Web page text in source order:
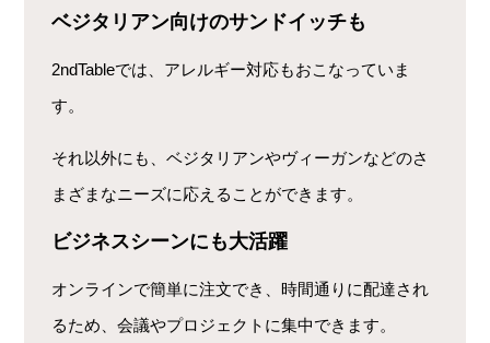
ベジタリアン向けのサンドイッチも
2ndTableでは、アレルギー対応もおこなっていま
す。
それ以外にも、ベジタリアンやヴィーガンなどのさ
まざまなニーズに応えることができます。
ビジネスシーンにも大活躍
オンラインで簡単に注文でき、時間通りに配達され
るため、会議やプロジェクトに集中できます。